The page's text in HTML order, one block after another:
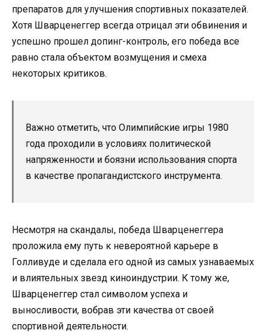
препаратов для улучшения спортивных показателей.
Хотя Шварценеггер всегда отрицал эти обвинения и
успешно прошел допинг-контроль, его победа все
равно стала объектом возмущения и смеха
некоторых критиков.
Важно отметить, что Олимпийские игры 1980
года проходили в условиях политической
напряженности и боязни использования спорта
в качестве пропагандистского инструмента.
Несмотря на скандалы, победа Шварценеггера
проложила ему путь к невероятной карьере в
Голливуде и сделала его одной из самых узнаваемых
и влиятельных звезд киноиндустрии. К тому же,
Шварценеггер стал символом успеха и
выносливости, вобрав эти качества от своей
спортивной деятельности.